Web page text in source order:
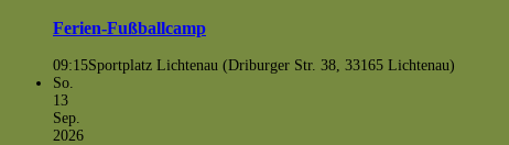
Ferien-Fußballcamp
09:15Sportplatz Lichtenau (Driburger Str. 38, 33165 Lichtenau)
So.
13
Sep.
2026